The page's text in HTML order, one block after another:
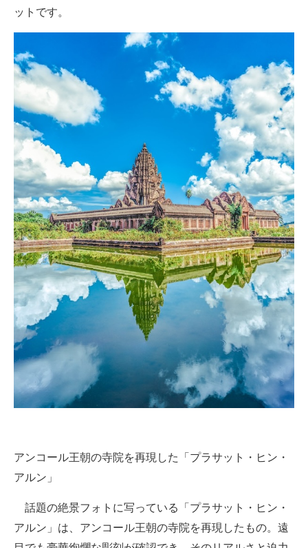
ちょっと気になるネットの話題
ットです。
アンコール王朝の寺院を再現した「プラサット・ヒン・
アルン」
話題の絶景フォトに写っている「プラサット・ヒン・
アルン」は、アンコール王朝の寺院を再現したもの。遠